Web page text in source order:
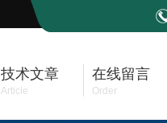
技术文章
Article
在线留言
Order